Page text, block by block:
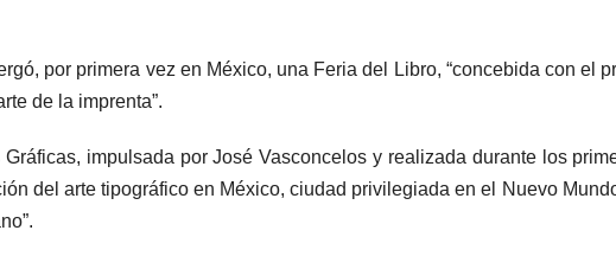
por primera vez en México, una Feria del Libro, “concebida con el
de la imprenta”.
impulsada por José Vasconcelos y realizada durante los
del arte tipográfico en México, ciudad privilegiada en el Nuevo